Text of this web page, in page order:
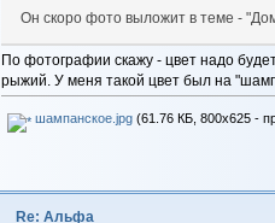
Он скоро фото выложит в теме -
По фотографии скажу - цвет надо
рыжий. У меня такой цвет был на
шампанское.jpg(61.76 КБ, 800x625 -
Re: Альфа